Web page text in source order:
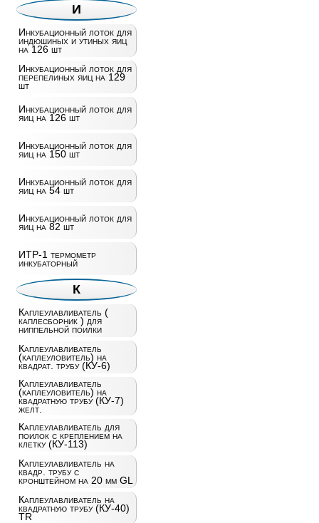
И
Инкубационный лоток для
индюшиных и утиных яиц
на 126 шт
Инкубационный лоток для
перепелиных яиц на 129
шт
Инкубационный лоток для
яиц на 126 шт
Инкубационный лоток для
яиц на 150 шт
Инкубационный лоток для
яиц на 54 шт
Инкубационный лоток для
яиц на 82 шт
ИТР-1 термометр
инкубаторный
К
Каплеулавливатель (
каплесборник ) для
ниппельной поилки
Каплеулавливатель
(каплеуловитель) на
квадрат. трубу (КУ-6)
Каплеулавливатель
(каплеуловитель) на
квадратную трубу (КУ-7)
желт.
Каплеулавливатель для
поилок с креплением на
клетку (КУ-113)
Каплеулавливатель на
квадр. трубу с
кронштейном на 20 мм GL
Каплеулавливатель на
квадратную трубу (КУ-40)
TR